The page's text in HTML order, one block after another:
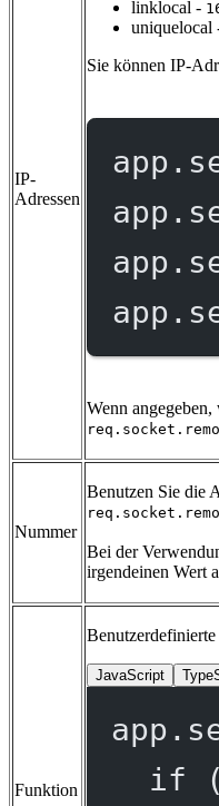
IP-
Adressen
linklocal -
uniquelocal
Sie können IP-
app.
app.
app.
app.
Wenn
Nummer
Benutzen Sie die
Bei der
irgendeinen Wert
Funktion
JavaScript
app.
if